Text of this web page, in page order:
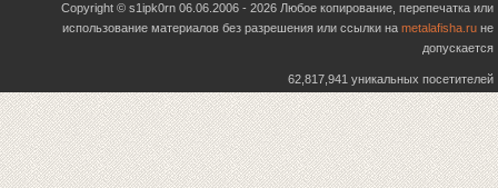
Copyright © s1ipk0rn 06.06.2006 - 2026 Любое копирование, перепечатка или
использование материалов без разрешения или ссылки на metalafisha.ru не
допускается
62,817,941 уникальных посетителей